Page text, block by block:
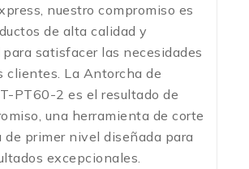
nuestro compromiso es
de alta calidad y
satisfacer las necesidades
clientes. La Antorcha de
PT60-2 es el resultado de
una herramienta de corte
de primer nivel diseñada para
excepcionales.